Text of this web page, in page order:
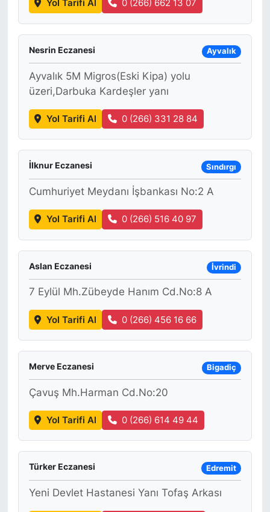
Yol Tarifi Al 0 (266) 662 13 07
Nesrin Eczanesi Ayvalık
Ayvalık 5M Migros(Eski Kipa) yolu
üzeri,Darbuka Kardeşler yanı
Yol Tarifi Al 0 (266) 331 28 84
İlknur Eczanesi Sındırgı
Cumhuriyet Meydanı İşbankası No:2 A
Yol Tarifi Al 0 (266) 516 40 97
Aslan Eczanesi İvrindi
7 Eylül Mh.Zübeyde Hanım Cd.No:8 A
Yol Tarifi Al 0 (266) 456 16 66
Merve Eczanesi Bigadiç
Çavuş Mh.Harman Cd.No:20
Yol Tarifi Al 0 (266) 614 49 44
Türker Eczanesi Edremit
Yeni Devlet Hastanesi Yanı Tofaş Arkası